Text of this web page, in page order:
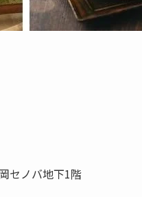
セノバ地下1階